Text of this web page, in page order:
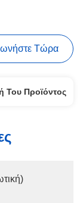
Τώρα
Του Προϊόντος